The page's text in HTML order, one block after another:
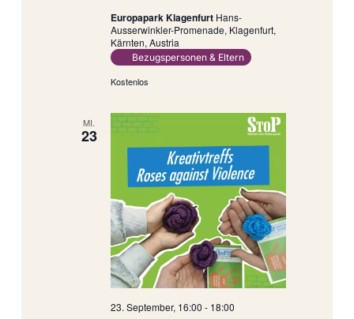
Europapark Klagenfurt Hans-
Ausserwinkler-Promenade, Klagenfurt,
Kärnten, Austria
Bezugspersonen & Eltern
Kostenlos
MI.
23
23. September, 16:00 - 18:00